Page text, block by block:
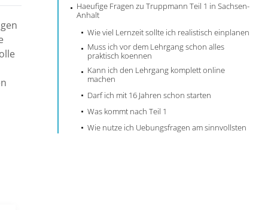
Haeufige Fragen zu Truppmann Teil 1 in Sachsen-
Anhalt
Wie viel Lernzeit sollte ich realistisch einplanen
Muss ich vor dem Lehrgang schon alles
praktisch koennen
Kann ich den Lehrgang komplett online
machen
Darf ich mit 16 Jahren schon starten
Was kommt nach Teil 1
Wie nutze ich Uebungsfragen am sinnvollsten